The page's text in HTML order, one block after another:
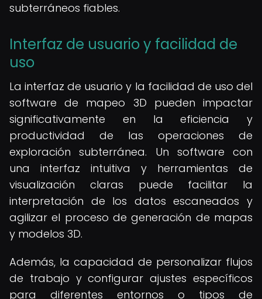
subterráneos fiables.
Interfaz de usuario y facilidad de
uso
La interfaz de usuario y la facilidad de uso del
software de mapeo 3D pueden impactar
significativamente en la eficiencia y
productividad de las operaciones de
exploración subterránea. Un software con
una interfaz intuitiva y herramientas de
visualización claras puede facilitar la
interpretación de los datos escaneados y
agilizar el proceso de generación de mapas
y modelos 3D.
Además, la capacidad de personalizar flujos
de trabajo y configurar ajustes específicos
para diferentes entornos o tipos de